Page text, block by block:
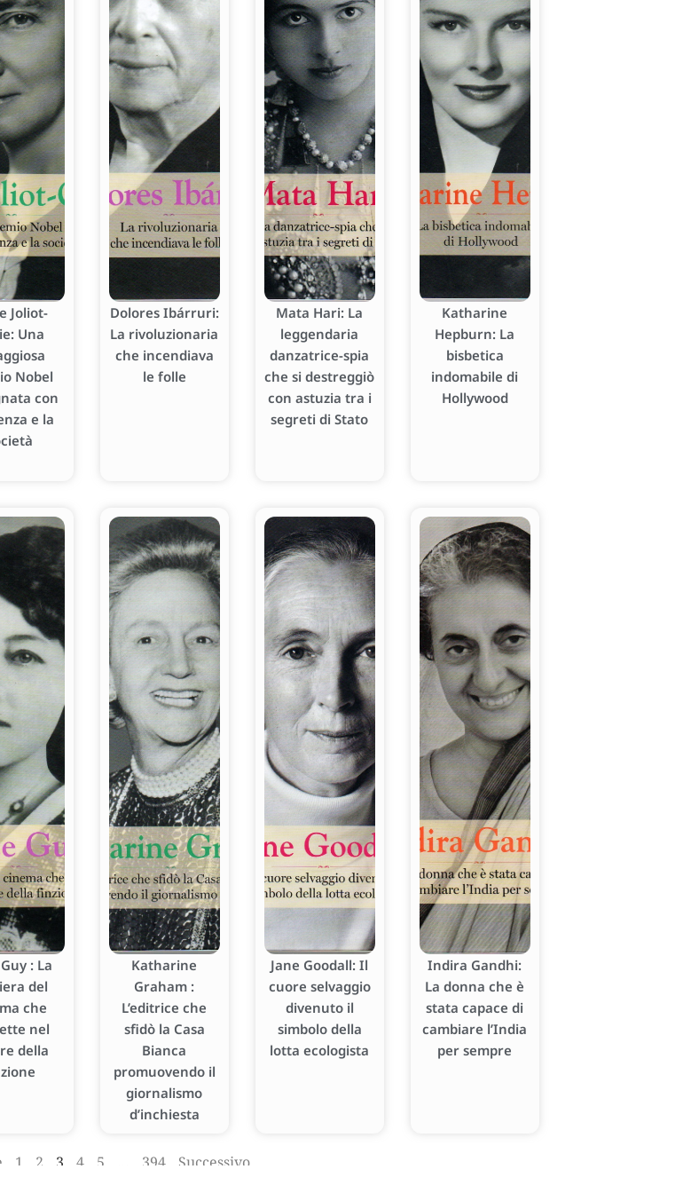
Joliot-
Una
Nobel
con
e la
Dolores Ibárruri:
La rivoluzionaria
che incendiava
le folle
Mata Hari: La
leggendaria
danzatrice-spia
che si destreggiò
con astuzia tra i
segreti di Stato
Katharine
Hepburn: La
bisbetica
indomabile di
Hollywood
: La
del
che
nel
della
Katharine
Graham :
L’editrice che
sfidò la Casa
Bianca
promuovendo il
giornalismo
d’inchiesta
Jane Goodall: Il
cuore selvaggio
divenuto il
simbolo della
lotta ecologista
Indira Gandhi:
La donna che è
stata capace di
cambiare l’India
per sempre
1 2 3 4 5 394 Successivo